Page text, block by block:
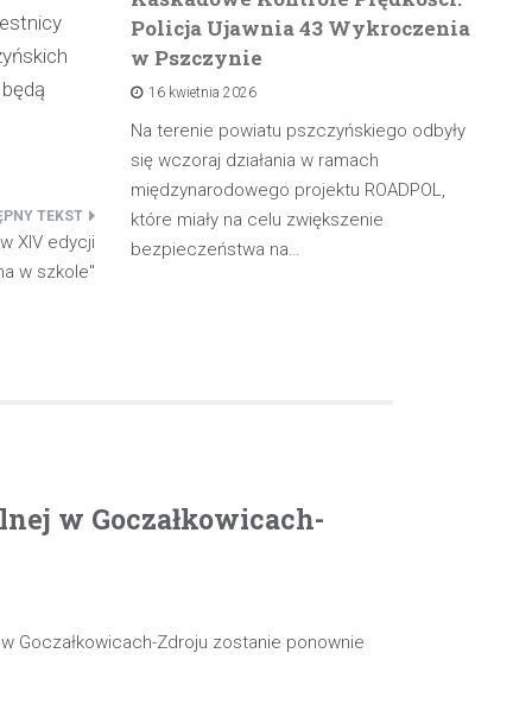
XIV edycji
w szkole"
z
Policja Ujawnia 43 Wykroczenia
w Pszczynie
16 kwietnia 2026
Na terenie powiatu pszczyńskiego odbyły
się wczoraj działania w ramach
międzynarodowego projektu ROADPOL,
które miały na celu zwiększenie
bezpieczeństwa na…
w Goczałkowicach-
Goczałkowicach-Zdroju zostanie ponownie